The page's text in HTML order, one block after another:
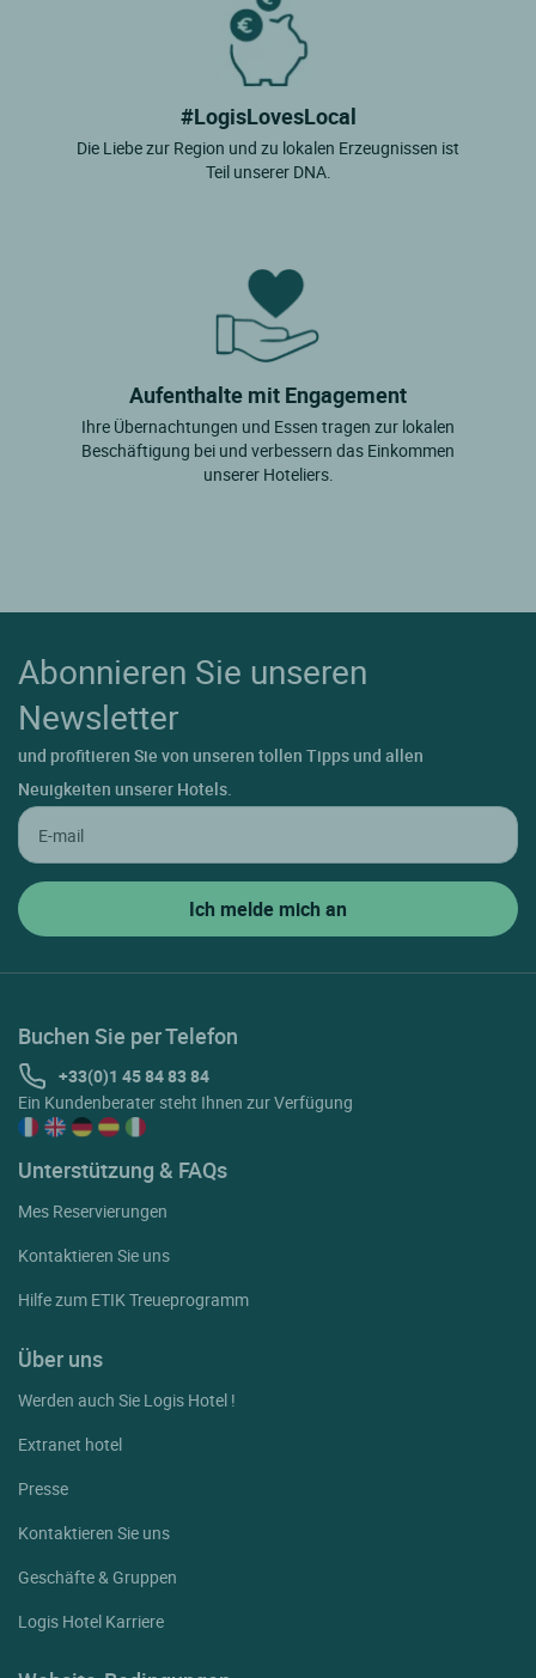
#LogisLovesLocal
Die Liebe zur Region und zu lokalen Erzeugnissen ist
Teil unserer DNA.
Aufenthalte mit Engagement
Ihre Übernachtungen und Essen tragen zur lokalen
Beschäftigung bei und verbessern das Einkommen
unserer Hoteliers.
Abonnieren Sie unseren
Newsletter
und profitieren Sie von unseren tollen Tipps und allen
Neuigkeiten unserer Hotels.
Buchen Sie per Telefon
+33(0)1 45 84 83 84
Ein Kundenberater steht Ihnen zur Verfügung
Unterstützung & FAQs
Mes Reservierungen
Kontaktieren Sie uns
Hilfe zum ETIK Treueprogramm
Über uns
Werden auch Sie Logis Hotel !
Extranet hotel
Presse
Kontaktieren Sie uns
Geschäfte & Gruppen
Logis Hotel Karriere